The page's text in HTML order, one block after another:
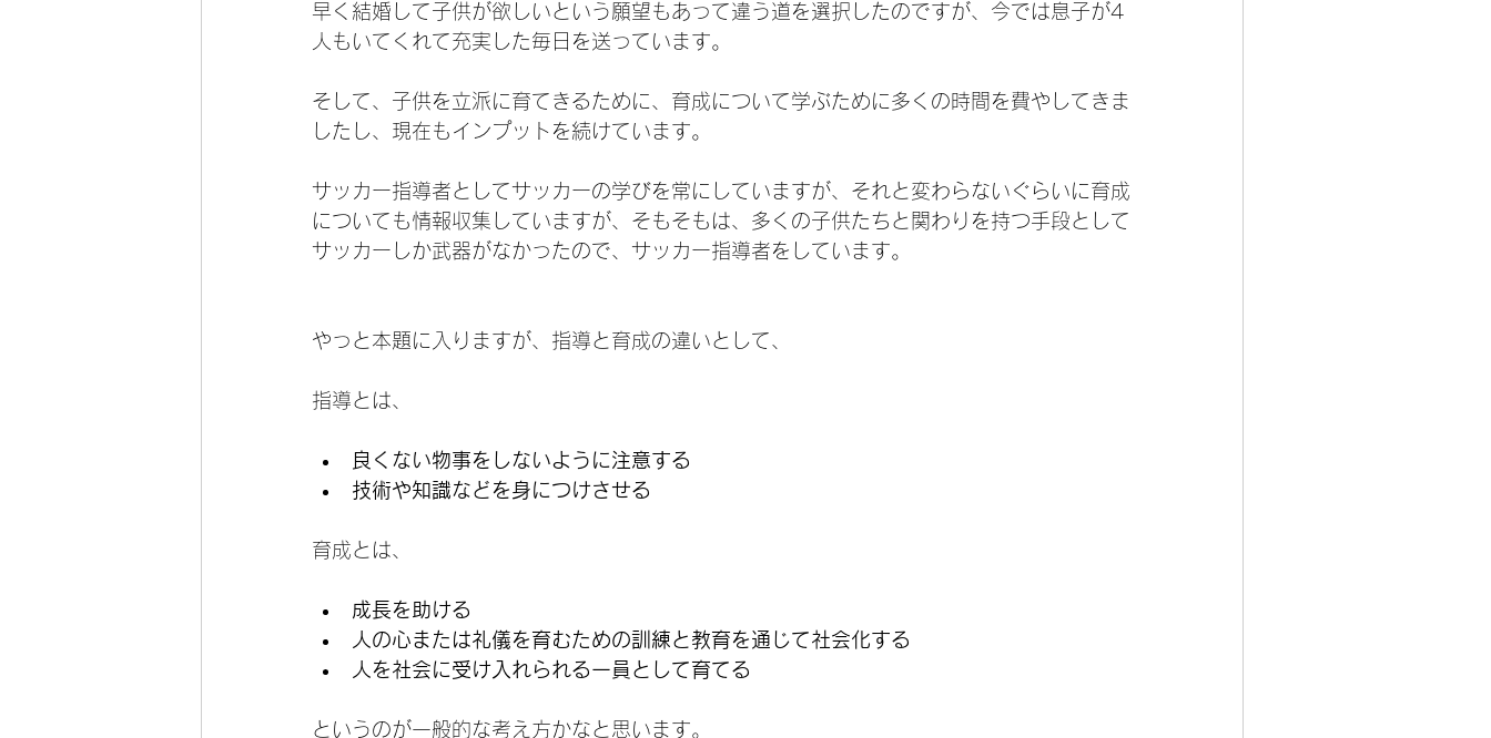
早く結婚して子供が欲しいという願望もあって違う道を選択したのですが、今では息子が4
人もいてくれて充実した毎日を送っています。
そして、子供を立派に育てきるために、育成について学ぶために多くの時間を費やしてきま
したし、現在もインプットを続けています。
サッカー指導者としてサッカーの学びを常にしていますが、それと変わらないぐらいに育成
についても情報収集していますが、そもそもは、多くの子供たちと関わりを持つ手段として
サッカーしか武器がなかったので、サッカー指導者をしています。
やっと本題に入りますが、指導と育成の違いとして、
指導とは、
良くない物事をしないように注意する
技術や知識などを身につけさせる
育成とは、
成長を助ける
人の心または礼儀を育むための訓練と教育を通じて社会化する
人を社会に受け入れられる一員として育てる
というのが一般的な考え方かなと思います。